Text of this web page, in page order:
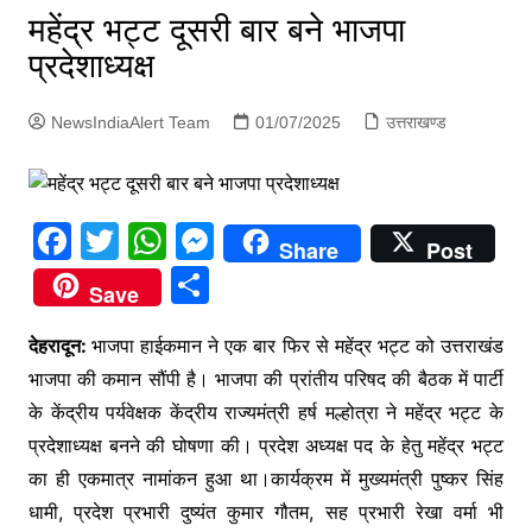
महेंद्र भट्ट दूसरी बार बने भाजपा
प्रदेशाध्यक्ष
NewsIndiaAlert Team 01/07/2025 उत्तराखण्ड
F
a
c
e
b
o
o
k
T
w
itt
er
W
h
at
s
A
p
p
M
e
s
e
n
g
er
Share
Post
Save
S
ar
e
देहरादून:भाजपा हाईकमान ने एक बार फिर से महेंद्र भट्ट को उत्तराखंड
भाजपा की कमान सौंपी है। भाजपा की प्रांतीय परिषद की बैठक में पार्टी
के केंद्रीय पर्यवेक्षक केंद्रीय राज्यमंत्री हर्ष मल्होत्रा ने महेंद्र भट्ट के
प्रदेशाध्यक्ष बनने की घोषणा की। प्रदेश अध्यक्ष पद के हेतु महेंद्र भट्ट
का ही एकमात्र नामांकन हुआ था।कार्यक्रम में मुख्यमंत्री पुष्कर सिंह
धामी, प्रदेश प्रभारी दुष्यंत कुमार गौतम, सह प्रभारी रेखा वर्मा भी